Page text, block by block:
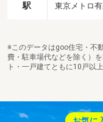
駅 東京メトロ
※このデータはgoo住宅・不
費・駐車場代などを除く）
ト・一戸建てともに10戸以